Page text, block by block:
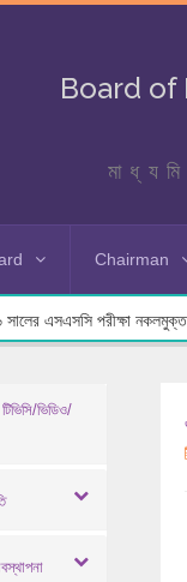
Board of
Chairman
এসএসসি পরীক্ষা নকলমুক্ত
ভিডিও/